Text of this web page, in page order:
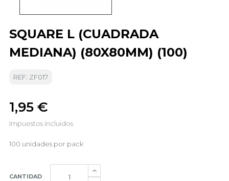
SQUARE L (CUADRADA
MEDIANA) (80X80MM) (100)
REF: ZF017
1,95 €
Impuestos incluidos
100 unidades por pack
CANTIDAD